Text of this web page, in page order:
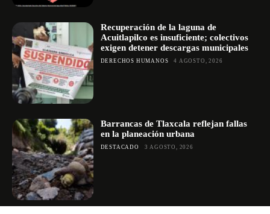
Recuperación de la laguna de
Acuitlapilco es insuficiente; colectivos
exigen detener descargas municipales
DERECHOS HUMANOS 4 AGOSTO, 2026
Barrancas de Tlaxcala reflejan fallas
en la planeación urbana
DESTACADO 3 AGOSTO, 2026